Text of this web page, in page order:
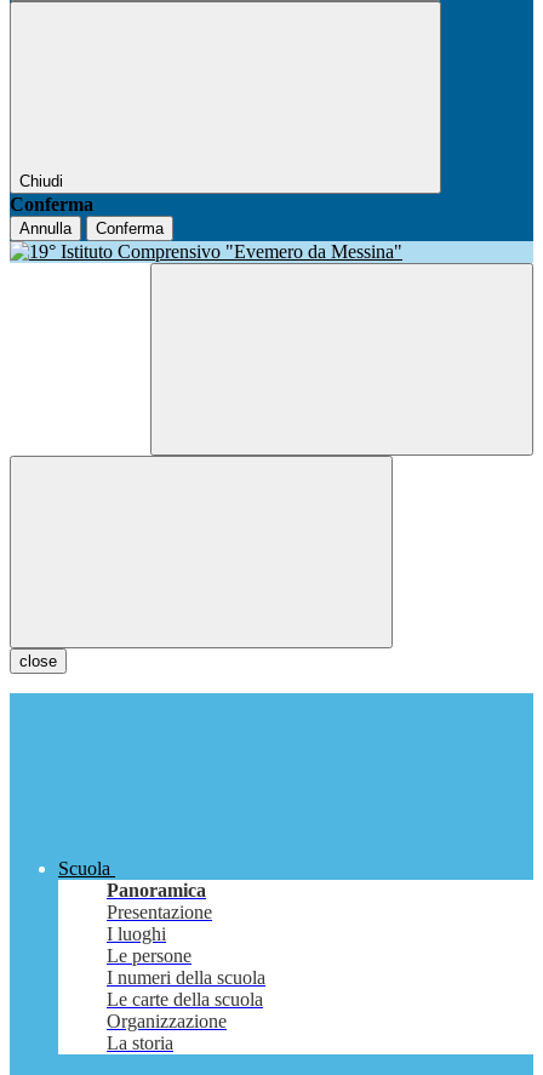
Chiudi
Conferma
Annulla Conferma
close
Scuola
Panoramica
Presentazione
I luoghi
Le persone
I numeri della scuola
Le carte della scuola
Organizzazione
La storia